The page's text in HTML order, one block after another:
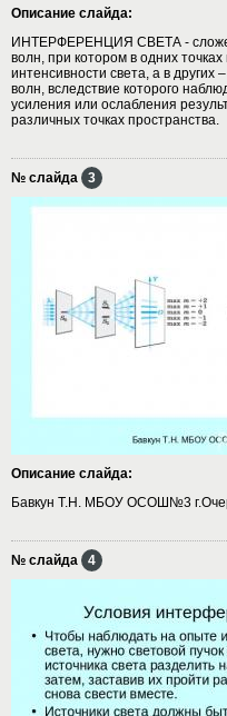
Описание слайда:
ИНТЕРФЕРЕНЦИЯ СВЕТА -
волн, при котором в одних
интенсивности света, а в
волн, вследствие которого
усиления или ослабления
различных точках пространства.
№ слайда 3
Описание слайда:
Бавкун Т.Н. МБОУ ОСОШ№3
№ слайда 4